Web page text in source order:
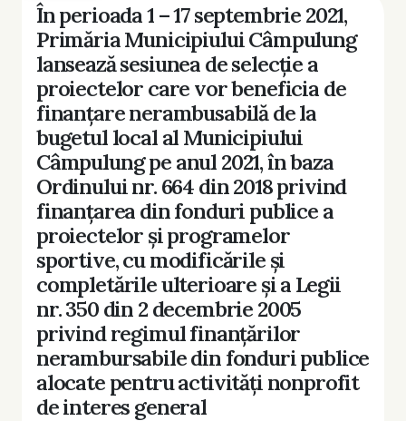
În perioada 1 – 17 septembrie 2021,
Primăria Municipiului Câmpulung
lansează sesiunea de selecţie a
proiectelor care vor beneficia de
finanţare nerambusabilă de la
bugetul local al Municipiului
Câmpulung pe anul 2021, în baza
Ordinului nr. 664 din 2018 privind
finanţarea din fonduri publice a
proiectelor şi programelor
sportive, cu modificările şi
completările ulterioare şi a Legii
nr. 350 din 2 decembrie 2005
privind regimul finanţărilor
nerambursabile din fonduri publice
alocate pentru activităţi nonprofit
de interes general